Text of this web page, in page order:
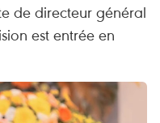
de directeur général
est entrée en